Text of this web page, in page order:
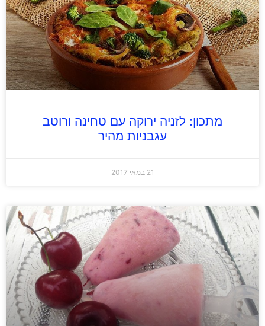
מתכון: לזניה ירוקה עם טחינה ורוטב
עגבניות מהיר
21 במאי 2017